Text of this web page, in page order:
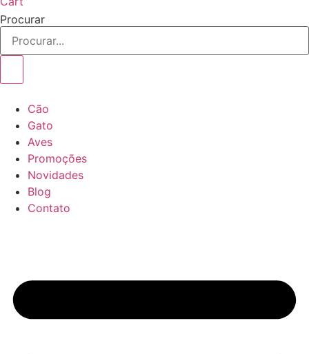
Procurar
Cão
Gato
Aves
Promoções
Novidades
Blog
Contato